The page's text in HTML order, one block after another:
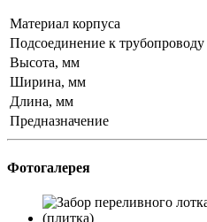
Материал корпуса
Подсоединение к трубопроводу
Высота, мм
Ширина, мм
Длина, мм
Предназначение
Фотогалерея